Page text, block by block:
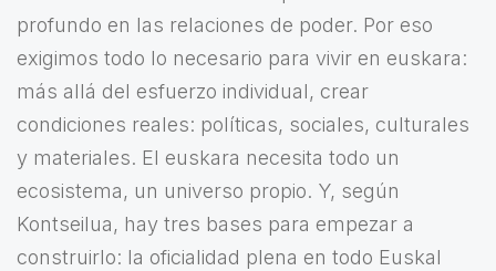
profundo en las relaciones de poder. Por eso
exigimos todo lo necesario para vivir en euskara:
más allá del esfuerzo individual, crear
condiciones reales: políticas, sociales, culturales
y materiales. El euskara necesita todo un
ecosistema, un universo propio. Y, según
Kontseilua, hay tres bases para empezar a
construirlo: la oficialidad plena en todo Euskal